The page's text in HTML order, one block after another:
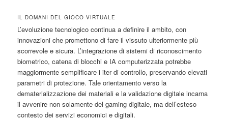
IL DOMANI DEL GIOCO VIRTUALE
L’evoluzione tecnologico continua a definire il ambito, con
innovazioni che promettono di fare il vissuto ulteriormente più
scorrevole e sicura. L’integrazione di sistemi di riconoscimento
biometrico, catena di blocchi e IA computerizzata potrebbe
maggiormente semplificare i iter di controllo, preservando elevati
parametri di protezione. Tale orientamento verso la
dematerializzazione dei materiali e la validazione digitale incarna
il avvenire non solamente del gaming digitale, ma dell’esteso
contesto dei servizi economici e digitali.